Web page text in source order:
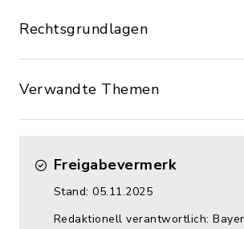
Rechtsgrundlagen
Verwandte Themen
Freigabevermerk
Stand: 05.11.2025
Redaktionell verantwortlich: